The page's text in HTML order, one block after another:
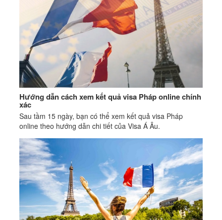
Hướng dẫn cách xem kết quả visa Pháp online chính
xác
Sau tầm 15 ngày, bạn có thể xem kết quả visa Pháp
online theo hướng dẫn chi tiết của Visa Á Âu.